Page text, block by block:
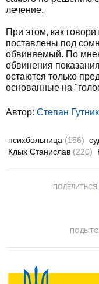
лечение.
При этом, как
поставлены под
обвиняемый. По
обвинения
остаются только
основанные на
Автор: Степан Гутник
психбольница (156)
Клых Станислав (220)
ПОДЕЛИТЬСЯ: